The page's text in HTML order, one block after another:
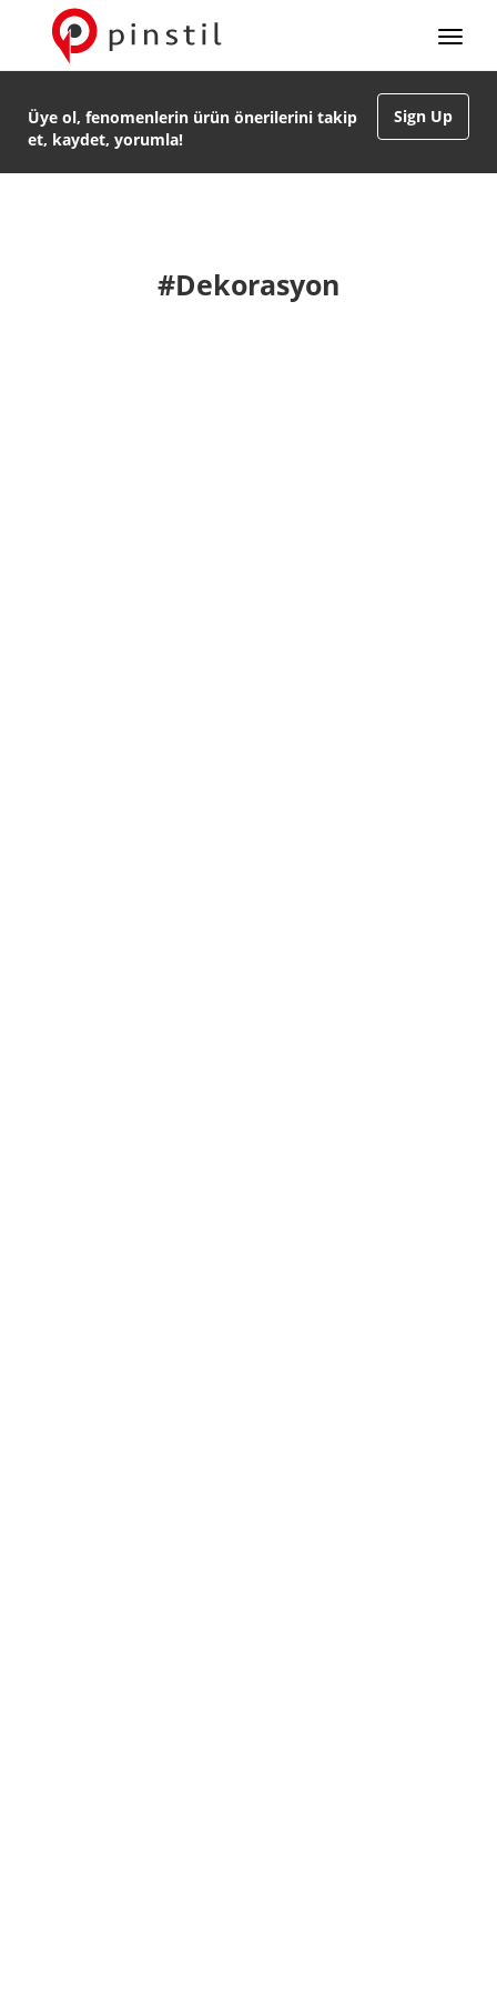
Sign Up
Üye ol, fenomenlerin ürün önerilerini takip
et, kaydet, yorumla!
#Dekorasyon